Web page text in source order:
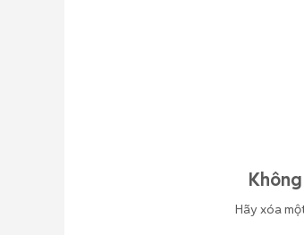
Hãy xóa